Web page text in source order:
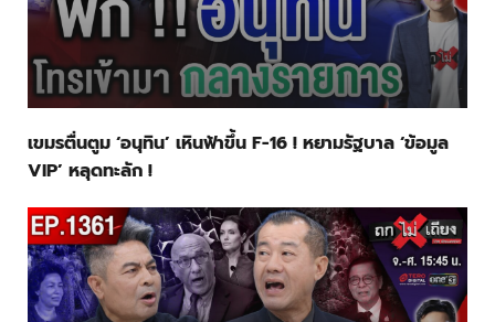
เขมรตื่นตูม ‘อนุทิน’ เหินฟ้าขึ้น F-16 ! หยามรัฐบาล ‘ข้อมูล
VIP’ หลุดทะลัก !